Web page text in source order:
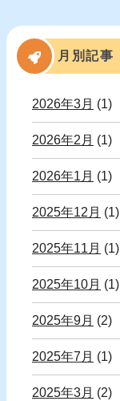
月別記事
2026年3月 (1)
2026年2月 (1)
2026年1月 (1)
2025年12月 (1)
2025年11月 (1)
2025年10月 (1)
2025年9月 (2)
2025年7月 (1)
2025年3月 (2)